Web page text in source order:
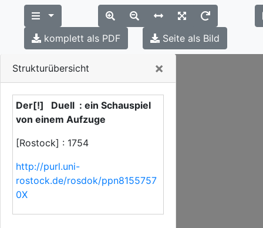
Strukturübersicht ×
Der[!] Duell : ein Schauspiel
von einem Aufzuge
[Rostock] : 1754
http://purl.uni-
rostock.de/rosdok/ppn8155757
0X
komplett als PDF Seite als Bild